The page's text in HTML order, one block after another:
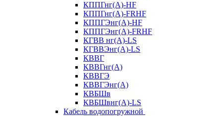
КППГнг(А)-HF
КППГнг(А)-FRHF
КППГЭнг(А)-HF
КППГЭнг(А)-FRHF
КГВВ нг(А)-LS
КГВВЭнг(А)-LS
КВВГ
КВВГнг(А)
КВВГЭ
КВВГЭнг(А)
КВБШв
КВБШвнг(А)-LS
Кабель водопогружной